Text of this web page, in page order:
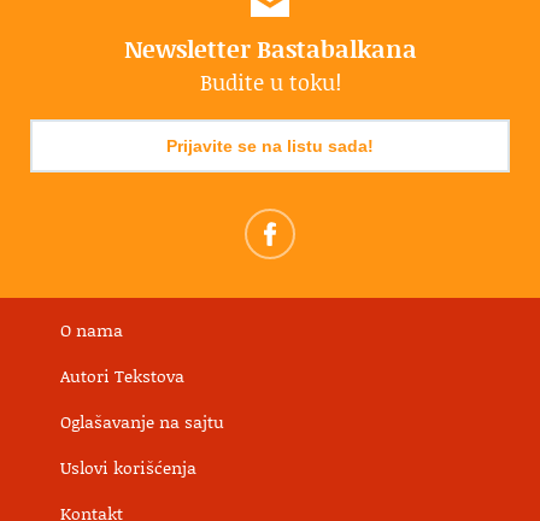
Newsletter Bastabalkana
Budite u toku!
Prijavite se na listu sada!
O nama
Autori Tekstova
Oglašavanje na sajtu
Uslovi korišćenja
Kontakt